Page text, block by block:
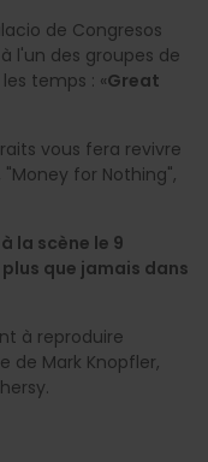
de Congresos
l'un des groupes de
temps : «Great
vous fera revivre
for Nothing",
la scène le 9
que jamais dans
à reproduire
de Mark Knopfler,